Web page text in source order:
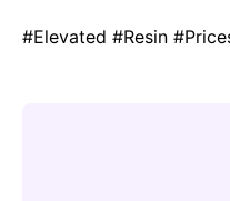
#Elevated #Resin